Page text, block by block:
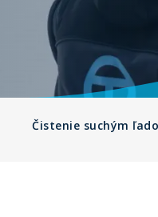
Čistenie suchým